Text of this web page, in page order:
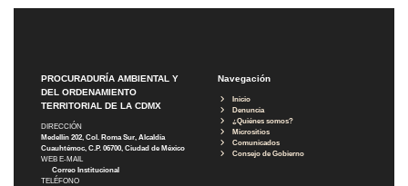
PROCURADURÍA AMBIENTAL Y
DEL ORDENAMIENTO
TERRITORIAL DE LA CDMX
DIRECCIÓN
Medellín 202, Col. Roma Sur, Alcaldía
Cuauhtémoc, C.P. 06700, Ciudad de México
WEB E-MAIL
Correo Institucional
TELÉFONO
Navegación
Inicio
Denuncia
¿Quiénes somos?
Micrositios
Comunicados
Consejo de Gobierno